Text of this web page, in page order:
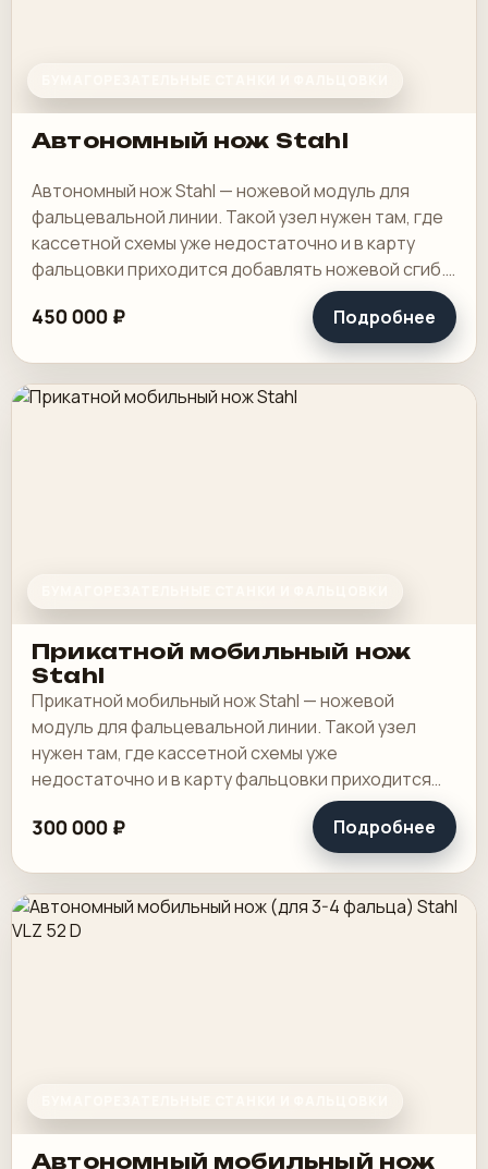
Автономный нож Stahl
Автономный нож Stahl — ножевой модуль для
фальцевальной линии. Такой узел нужен там, где
кассетной схемы уже недостаточно и в карту
фальцовки приходится добавлять ножевой сгиб.
В действующем цехе это способ расширить.
450 000 ₽ Подробнее
Прикатной мобильный нож
Stahl
Прикатной мобильный нож Stahl — ножевой
модуль для фальцевальной линии. Такой узел
нужен там, где кассетной схемы уже
недостаточно и в карту фальцовки приходится
добавлять ножевой сгиб. В действующем цехе
это способ.
300 000 ₽ Подробнее
Автономный мобильный нож